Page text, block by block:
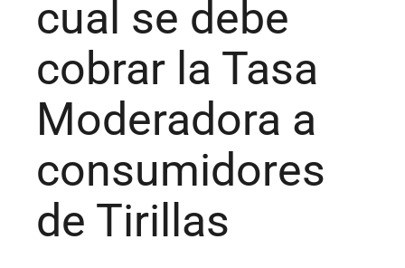
cual se debe
cobrar la Tasa
Moderadora a
consumidores
de Tirillas